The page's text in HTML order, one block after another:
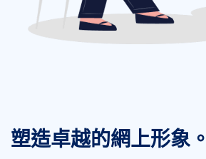
塑造卓越的網上形象。